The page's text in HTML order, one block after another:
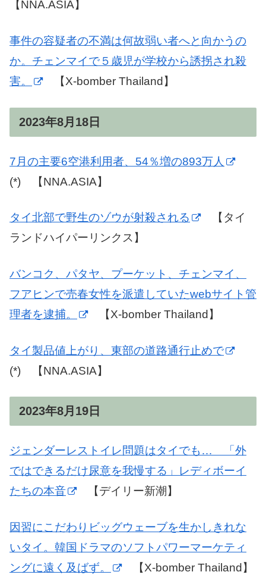
【NNA.ASIA】
事件の容疑者の不満は何故弱い者へと向かうの
か。チェンマイで５歳児が学校から誘拐され殺
害。
【X-bomber Thailand】
2023年8月18日
7月の主要6空港利用者、54％増の893万人
(*) 【NNA.ASIA】
タイ北部で野生のゾウが射殺される
【タイ
ランドハイパーリンクス】
バンコク、パタヤ、プーケット、チェンマイ、
フアヒンで売春女性を派遣していたwebサイト管
理者を逮捕。
【X-bomber Thailand】
タイ製品値上がり、東部の道路通行止めで
(*) 【NNA.ASIA】
2023年8月19日
ジェンダーレストイレ問題はタイでも… 「外
ではできるだけ尿意を我慢する」レディボーイ
たちの本音
【デイリー新潮】
因習にこだわりビッグウェーブを生かしきれな
いタイ。韓国ドラマのソフトパワーマーケティ
ングに遠く及ばず。
【X-bomber Thailand】